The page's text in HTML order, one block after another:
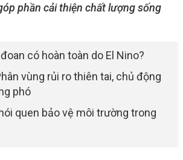
phần cải thiện chất lượng sống
có hoàn toàn do El Nino?
vùng rủi ro thiên tai, chủ động
phó
quen bảo vệ môi trường trong